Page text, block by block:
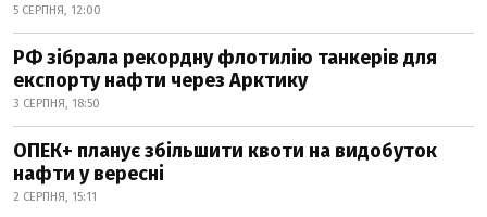
5 СЕРПНЯ, 12:00
РФ зібрала рекордну флотилію танкерів для
експорту нафти через Арктику
3 СЕРПНЯ, 18:50
ОПЕК+ планує збільшити квоти на видобуток
нафти у вересні
2 СЕРПНЯ, 15:11